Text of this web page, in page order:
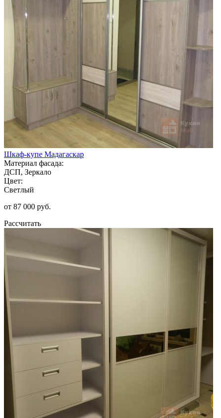
Шкаф-купе Мадагаскар
Материал фасада:
ДСП, Зеркало
Цвет:
Светлый
от 87 000 руб.
Рассчитать